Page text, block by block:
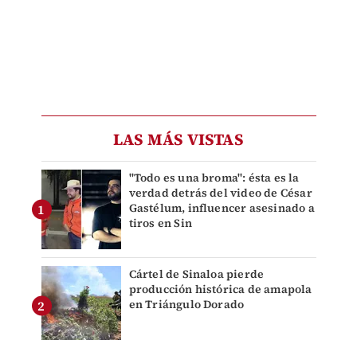
LAS MÁS VISTAS
"Todo es una broma": ésta es la
verdad detrás del video de César
Gastélum, influencer asesinado a
tiros en Sin
Cártel de Sinaloa pierde
producción histórica de amapola
en Triángulo Dorado